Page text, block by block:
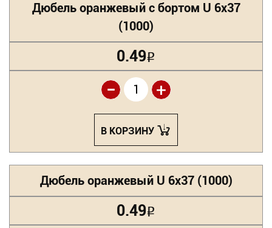
Дюбель оранжевый с бортом U 6х37
(1000)
0.49Р
+
-
В КОРЗИНУ
Дюбель оранжевый U 6х37 (1000)
0.49Р